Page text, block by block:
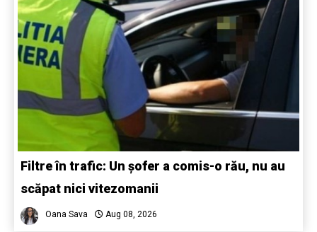
Filtre în trafic: Un șofer a comis-o rău, nu au
scăpat nici vitezomanii
Oana Sava Aug 08, 2026